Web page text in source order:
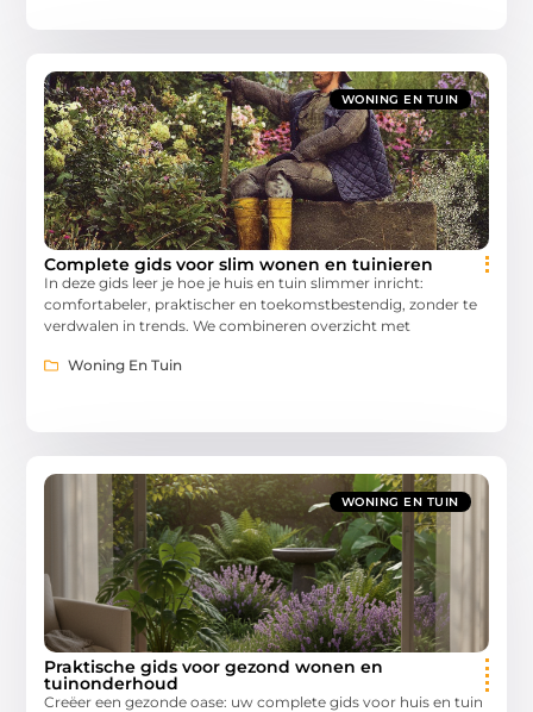
WONING EN TUIN
Complete gids voor slim wonen en tuinieren
In deze gids leer je hoe je huis en tuin slimmer inricht:
comfortabeler, praktischer en toekomstbestendig, zonder te
verdwalen in trends. We combineren overzicht met
Woning En Tuin
WONING EN TUIN
Praktische gids voor gezond wonen en
tuinonderhoud
Creëer een gezonde oase: uw complete gids voor huis en tuin